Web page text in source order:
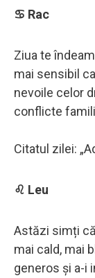
♋ Rac
Ziua te
mai sensibil
nevoile celor
conflicte
Citatul zilei:
♌ Leu
Astăzi simți
mai cald, mai
generos și a-i